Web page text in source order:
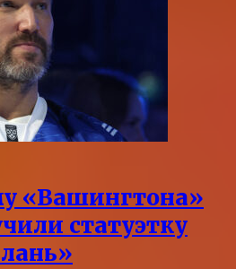
«Вашингтона»
статуэтку